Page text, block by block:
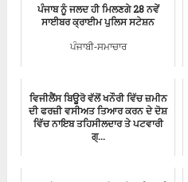
ਪੰਜਾਬ ਨੂੰ ਜਲਦ ਹੀ ਮਿਲਣਗੇ 28 ਨਵੇਂ
ਸਾਈਬਰ ਕ੍ਰਾਈਮ ਪੁਲਿਸ ਸਟੇਸ਼ਨ
ਪੰਜਾਬੀ-ਸਮਾਚਾਰ
ਵਿਜੀਲੈਂਸ ਬਿਊਰੋ ਵੱਲੋਂ ਖਨੌਰੀ ਵਿੱਚ ਜ਼ਮੀਨ
ਦੀ ਫਰਜ਼ੀ ਵਸੀਅਤ ਤਿਆਰ ਕਰਨ ਦੇ ਦੋਸ਼
ਵਿੱਚ ਨਾਇਬ ਤਹਿਸੀਲਦਾਰ ਤੇ ਪਟਵਾਰੀ
ਗ੍...